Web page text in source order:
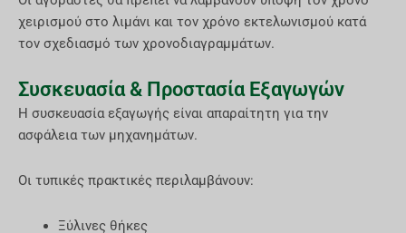
χειρισμού στο λιμάνι και τον χρόνο εκτελωνισμού κατά
τον σχεδιασμό των χρονοδιαγραμμάτων.
Συσκευασία & Προστασία Εξαγωγών
Η συσκευασία εξαγωγής είναι απαραίτητη για την
ασφάλεια των μηχανημάτων.
Οι τυπικές πρακτικές περιλαμβάνουν:
Ξύλινες θήκες